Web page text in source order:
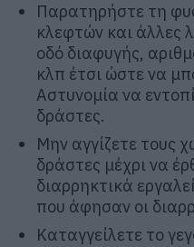
Παρατηρήστε τη
κλεφτών και άλλες
οδό διαφυγής,
κλπ έτσι ώστε να
Αστυνομία να
δράστες.
Μην αγγίζετε τους
δράστες μέχρι να
διαρρηκτικά
που άφησαν οι
Καταγγείλετε το